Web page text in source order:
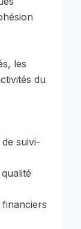
les
du
suivi-